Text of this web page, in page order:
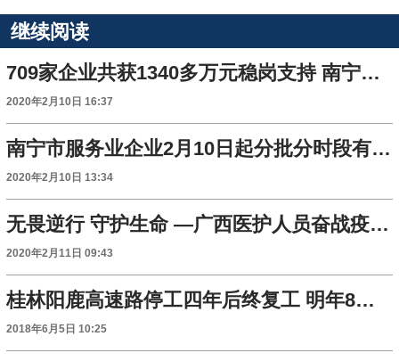
继续阅读
709家企业共获1340多万元稳岗支持 南宁率先落地支持中小企业稳岗返还政策
2020年2月10日 16:37
南宁市服务业企业2月10日起分批分时段有序复工
2020年2月10日 13:34
无畏逆行 守护生命 —广西医护人员奋战疫情防控一线工作纪实
2020年2月11日 09:43
桂林阳鹿高速路停工四年后终复工 明年8月底通车
2018年6月5日 10:25